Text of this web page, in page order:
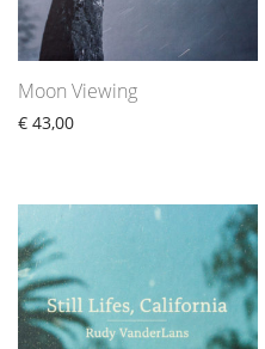
Moon Viewing
€ 43,00